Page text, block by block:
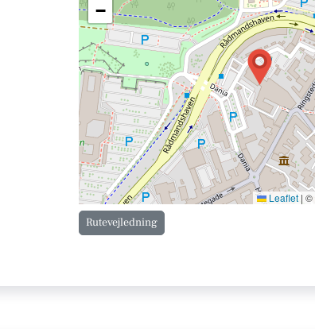
−
Leaflet | ©
Rutevejledning